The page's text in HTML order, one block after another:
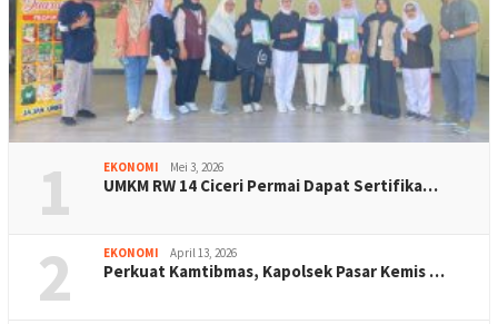
1 EKONOMI Mei 3, 2026
UMKM RW 14 Ciceri Permai Dapat Sertifika…
2 EKONOMI April 13, 2026
Perkuat Kamtibmas, Kapolsek Pasar Kemis …